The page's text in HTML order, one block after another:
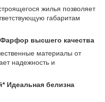
жилья позволяет
габаритам
Фарфор высшего качества
материалы от
надежность и
Идеальная белизна